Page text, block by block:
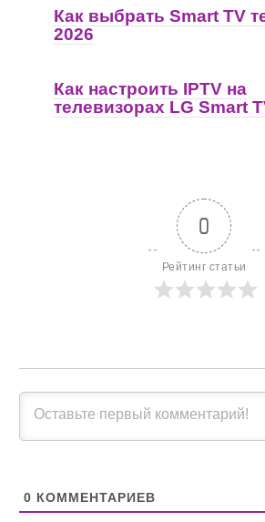
Как выбрать Smart TV
2026
Как настроить IPTV на
телевизорах LG Smart
0
Рейтинг статьи
0 КОММЕНТАРИЕВ